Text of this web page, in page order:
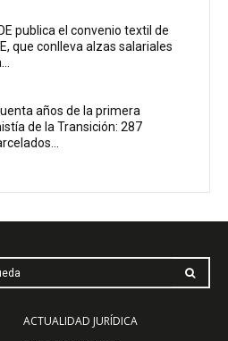
publica el convenio textil de
que conlleva alzas salariales
años de la primera
de la Transición: 287
ACTUALIDAD JURÍDICA